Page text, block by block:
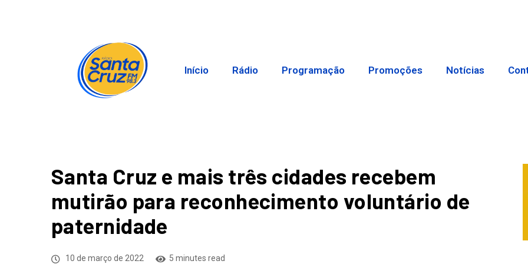
Início Rádio Programação Promoções Notícias
Santa Cruz e mais três cidades recebem
mutirão para reconhecimento voluntário de
paternidade
10 de março de 2022 5 minutes read